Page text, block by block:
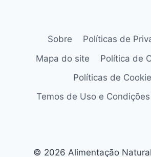
Sobre
Políticas de
Mapa do site
Política de
Políticas de
Temos de Uso e Condições
© 2026 Alimentação